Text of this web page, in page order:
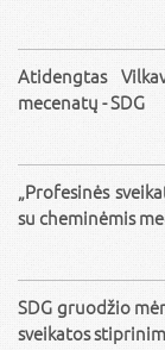
Atidengtas
mecenatų - SDG
„Profesinės
su cheminėmis
SDG gruodžio
sveikatos